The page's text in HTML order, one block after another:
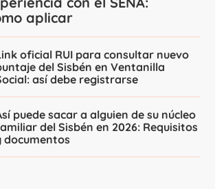
aplicar
oficial RUI para consultar nuevo
del Sisbén en Ventanilla
así debe registrarse
puede sacar a alguien de su núcleo
del Sisbén en 2026: Requisitos
documentos